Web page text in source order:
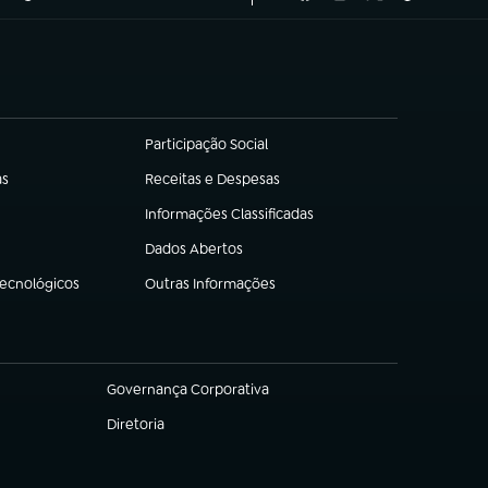
Participação Social
(abre em nova aba)
Receitas e Despesas
(abre em nova aba)
Informações Classificadas
(abre em nova aba)
Dados Abertos
(abre em nova aba)
Outras Informações
(abre em nova aba)
Governança Corporativa
(abre em nova aba)
Diretoria
(abre em nova aba)